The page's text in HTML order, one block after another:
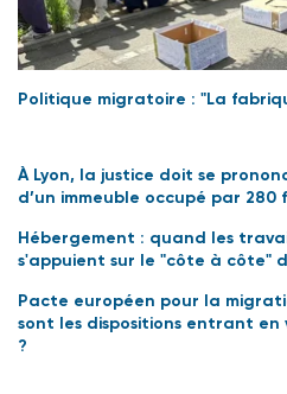
Politique migratoire : "La
À Lyon, la justice doit se
d’un immeuble occupé par 280
Hébergement : quand les
s'appuient sur le "côte à côte"
Pacte européen pour la
sont les dispositions entrant en
?